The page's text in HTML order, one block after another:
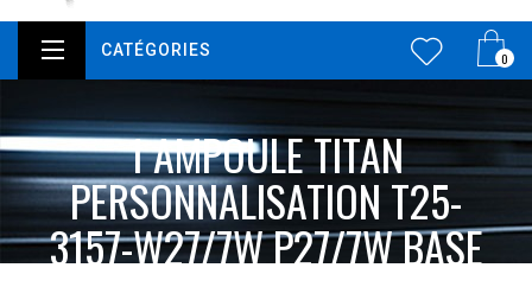
0
CATÉGORIES
1 AMPOULE TITAN
PERSONNALISATION T25-
3157-W27/7W P27/7W BASE